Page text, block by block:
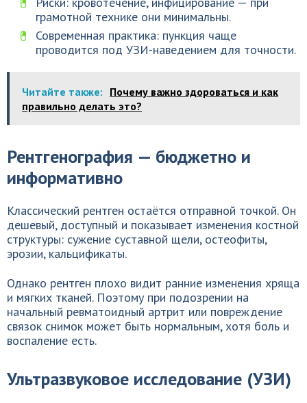
грамотной технике они минимальны.
Современная практика: пункция чаще
проводится под УЗИ-наведением для точности.
Читайте также: Почему важно здороваться и как
правильно делать это?
Рентгенография — бюджетно и
информативно
Классический рентген остаётся отправной точкой. Он
дешевый, доступный и показывает изменения костной
структуры: сужение суставной щели, остеофиты,
эрозии, кальцификаты.
Однако рентген плохо видит ранние изменения хряща
и мягких тканей. Поэтому при подозрении на
начальный ревматоидный артрит или повреждение
связок снимок может быть нормальным, хотя боль и
воспаление есть.
Ультразвуковое исследование (УЗИ)